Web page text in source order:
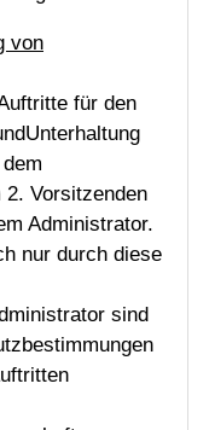
von
für den
Vorsitzenden
Administrator.
nur durch diese
sind